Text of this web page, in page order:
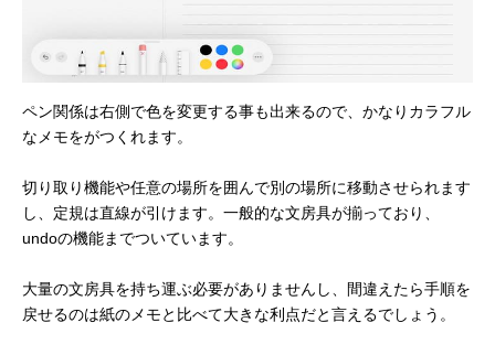
ペン関係は右側で色を変更する事も出来るので、かなりカラフル
なメモをがつくれます。
切り取り機能や任意の場所を囲んで別の場所に移動させられます
し、定規は直線が引けます。一般的な文房具が揃っており、
undoの機能までついています。
大量の文房具を持ち運ぶ必要がありませんし、間違えたら手順を
戻せるのは紙のメモと比べて大きな利点だと言えるでしょう。